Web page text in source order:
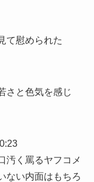
て慰められた
さと色気を感じ
汚く罵るヤフコメ
ない内面はもちろ